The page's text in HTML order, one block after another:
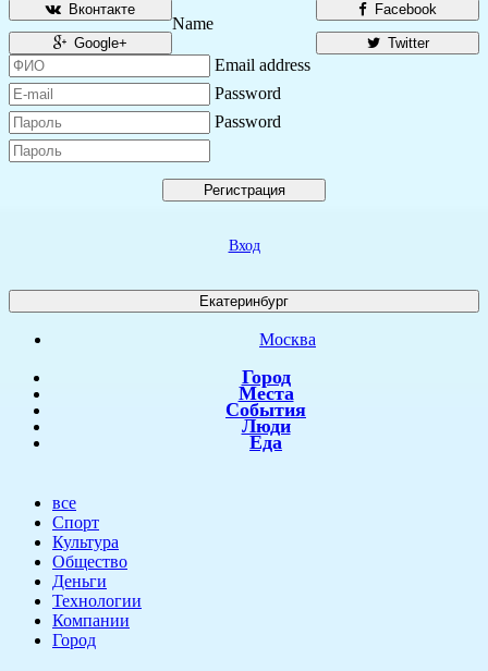
Facebook
Вконтакте
Twitter
Google+
Name
Email address
Password
Password
Регистрация
Вход
Екатеринбург
Москва
Город
Места
События
Люди
Еда
все
Спорт
Культура
Общество
Деньги
Технологии
Компании
Город